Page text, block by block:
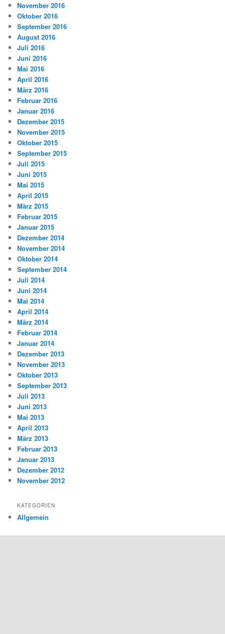
November 2016
Oktober 2016
September 2016
August 2016
Juli 2016
Juni 2016
Mai 2016
April 2016
März 2016
Februar 2016
Januar 2016
Dezember 2015
November 2015
Oktober 2015
September 2015
Juli 2015
Juni 2015
Mai 2015
April 2015
März 2015
Februar 2015
Januar 2015
Dezember 2014
November 2014
Oktober 2014
September 2014
Juli 2014
Juni 2014
Mai 2014
April 2014
März 2014
Februar 2014
Januar 2014
Dezember 2013
November 2013
Oktober 2013
September 2013
Juli 2013
Juni 2013
Mai 2013
April 2013
März 2013
Februar 2013
Januar 2013
Dezember 2012
November 2012
KATEGORIEN
Allgemein